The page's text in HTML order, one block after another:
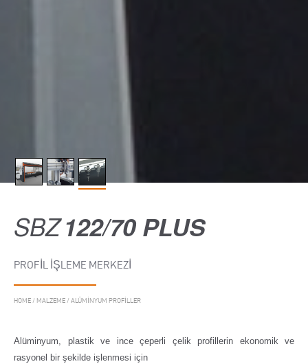
SBZ122/70 PLUS
PROFIL İŞLEME MERKEZI
HOME/ MALZEME/ ALÜMINYUM PROFILLER
Alüminyum, plastik ve ince çeperli çelik profillerin ekonomik ve
rasyonel bir şekilde işlenmesi için